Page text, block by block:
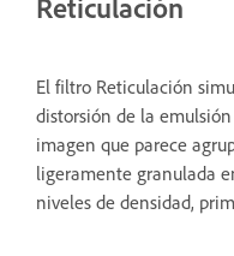
El filtro Reticulación
distorsión de la
imagen que parece
ligeramente granulada
niveles de densidad,